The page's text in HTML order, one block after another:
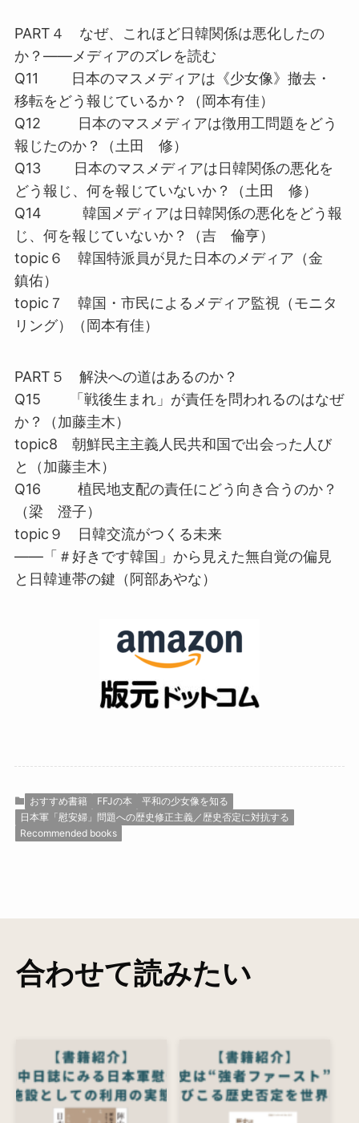
PART４ なぜ、これほど日韓関係は悪化したの
か？――メディアのズレを読む
Q11 日本のマスメディアは《少女像》撤去・
移転をどう報じているか？（岡本有佳）
Q12 日本のマスメディアは徴用工問題をどう
報じたのか？（土田 修）
Q13 日本のマスメディアは日韓関係の悪化を
どう報じ、何を報じていないか？（土田 修）
Q14 韓国メディアは日韓関係の悪化をどう報
じ、何を報じていないか？（吉 倫亨）
topic６ 韓国特派員が見た日本のメディア（金
鎮佑）
topic７ 韓国・市民によるメディア監視（モニタ
リング）（岡本有佳）
PART５ 解決への道はあるのか？
Q15 「戦後生まれ」が責任を問われるのはなぜ
か？（加藤圭木）
topic8 朝鮮民主主義人民共和国で出会った人び
と（加藤圭木）
Q16 植民地支配の責任にどう向き合うのか？
（梁 澄子）
topic９ 日韓交流がつくる未来
――「＃好きです韓国」から見えた無自覚の偏見
と日韓連帯の鍵（阿部あやな）
おすすめ書籍 FFJの本
平和の少女像を知る
日本軍「慰安婦」問題への歴史修正主義／歴史否定に対抗する
Recommended books
合わせて読みたい